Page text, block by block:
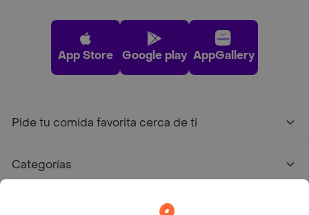
App Store Google play AppGallery
Pide tu comida favorita cerca de ti
Categorías